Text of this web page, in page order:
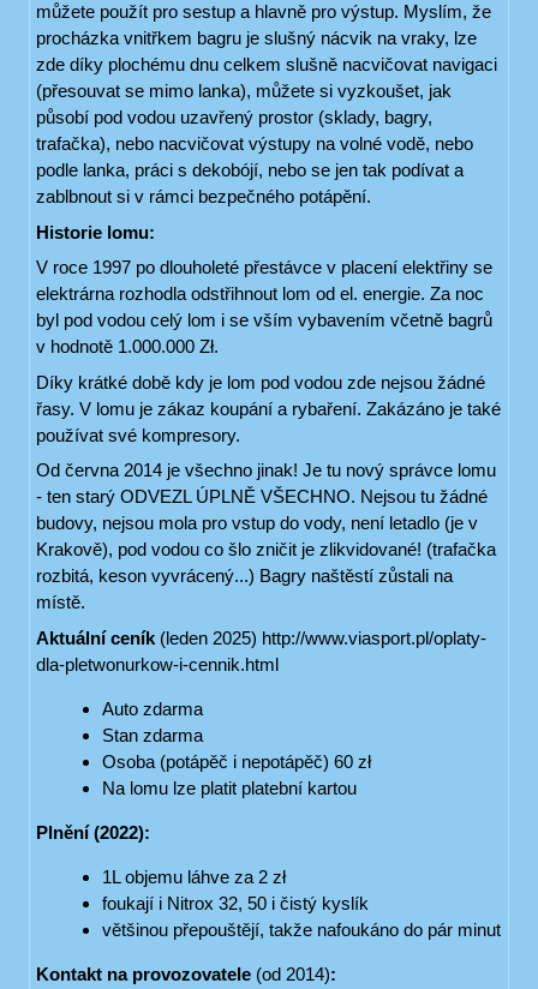
můžete použít pro sestup a hlavně pro výstup. Myslím, že
procházka vnitřkem bagru je slušný nácvik na vraky, lze
zde díky plochému dnu celkem slušně nacvičovat navigaci
(přesouvat se mimo lanka), můžete si vyzkoušet, jak
působí pod vodou uzavřený prostor (sklady, bagry,
trafačka), nebo nacvičovat výstupy na volné vodě, nebo
podle lanka, práci s dekobójí, nebo se jen tak podívat a
zablbnout si v rámci bezpečného potápění.
Historie lomu:
V roce 1997 po dlouholeté přestávce v placení elektřiny se
elektrárna rozhodla odstřihnout lom od el. energie. Za noc
byl pod vodou celý lom i se vším vybavením včetně bagrů
v hodnotě 1.000.000 Zł.
Díky krátké době kdy je lom pod vodou zde nejsou žádné
řasy. V lomu je zákaz koupání a rybaření. Zakázáno je také
používat své kompresory.
Od června 2014 je všechno jinak! Je tu nový správce lomu
- ten starý ODVEZL ÚPLNĚ VŠECHNO. Nejsou tu žádné
budovy, nejsou mola pro vstup do vody, není letadlo (je v
Krakově), pod vodou co šlo zničit je zlikvidované! (trafačka
rozbitá, keson vyvrácený...) Bagry naštěstí zůstali na
místě.
Aktuální ceník (leden 2025) http://www.viasport.pl/oplaty-
dla-pletwonurkow-i-cennik.html
Auto zdarma
Stan zdarma
Osoba (potápěč i nepotápěč) 60 zł
Na lomu lze platit platební kartou
Plnění (2022):
1L objemu láhve za 2 zł
foukají i Nitrox 32, 50 i čistý kyslík
většinou přepouštějí, takže nafoukáno do pár minut
Kontakt na provozovatele (od 2014):